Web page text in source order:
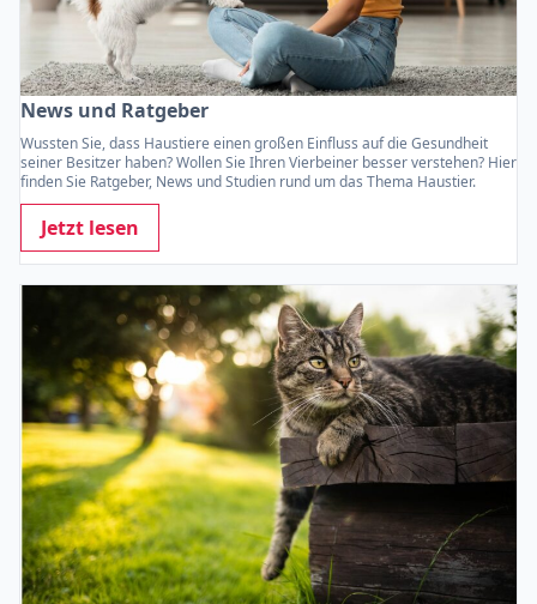
News und Ratgeber
Wussten Sie, dass Haustiere einen großen Einfluss auf die Gesundheit
seiner Besitzer haben? Wollen Sie Ihren Vierbeiner besser verstehen? Hier
finden Sie Ratgeber, News und Studien rund um das Thema Haustier.
Jetzt lesen